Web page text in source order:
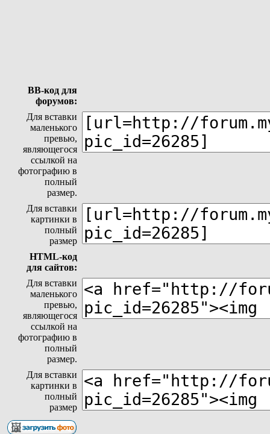
BB-код для
форумов:
Для вставки
маленького
превью,
являющегося
ссылкой на
фотографию в
полный
размер.
Для вставки
картинки в
полный
размер
HTML-код
для сайтов:
Для вставки
маленького
превью,
являющегося
ссылкой на
фотографию в
полный
размер.
Для вставки
картинки в
полный
размер